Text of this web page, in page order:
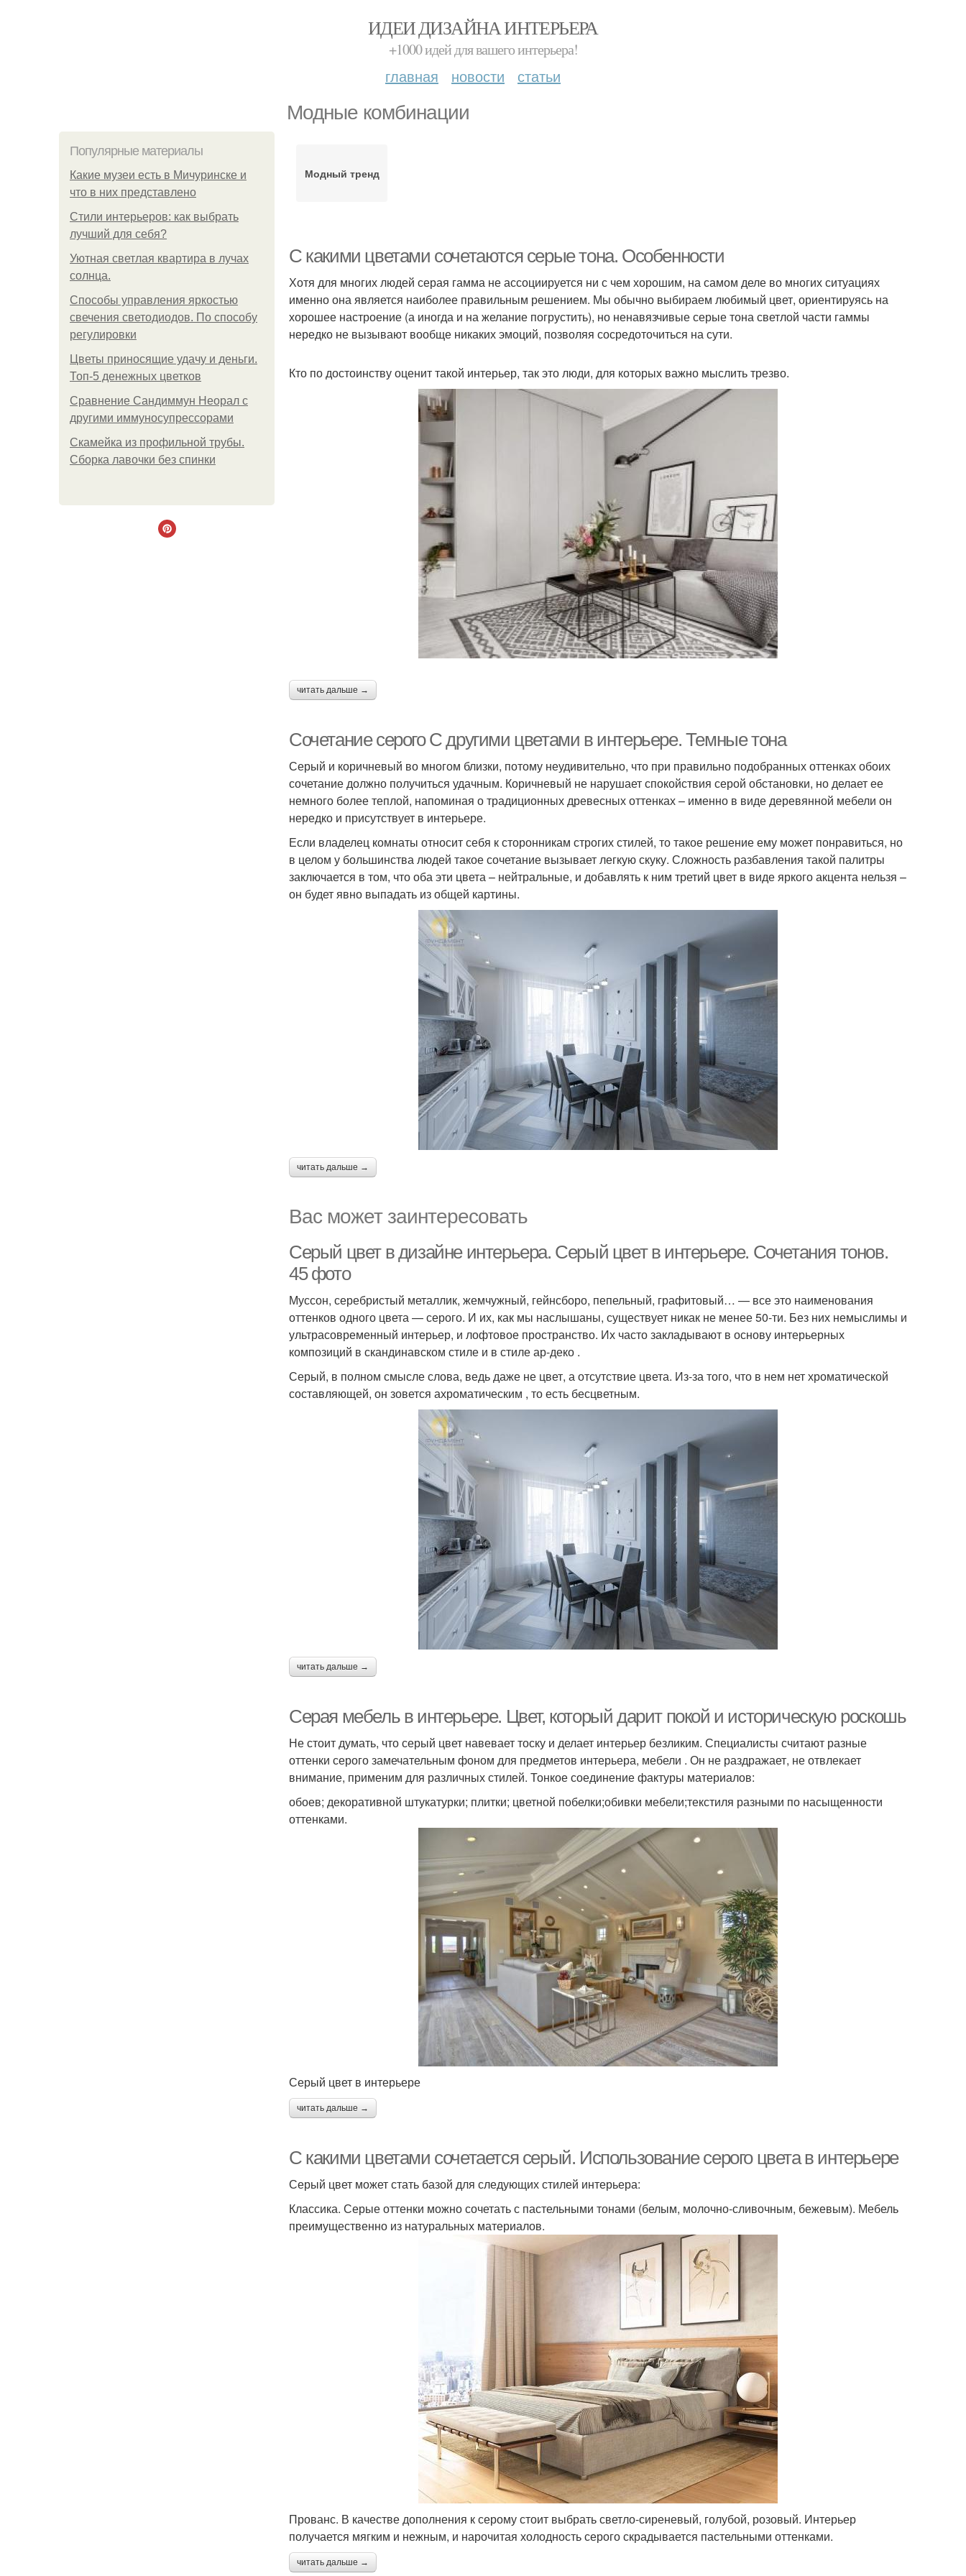
ИДЕИ ДИЗАЙНА ИНТЕРЬЕРА
+1000 идей для вашего интерьера!
главная новости статьи
Модные комбинации
Популярные материалы
Какие музеи есть в Мичуринске и
что в них представлено
Стили интерьеров: как выбрать
лучший для себя?
Уютная светлая квартира в лучах
солнца.
Способы управления яркостью
свечения светодиодов. По способу
регулировки
Цветы приносящие удачу и деньги.
Топ-5 денежных цветков
Сравнение Сандиммун Неорал с
другими иммуносупрессорами
Скамейка из профильной трубы.
Сборка лавочки без спинки
Модный тренд
С какими цветами сочетаются серые тона. Особенности
Хотя для многих людей серая гамма не ассоциируется ни с чем хорошим, на самом деле во многих ситуациях
именно она является наиболее правильным решением. Мы обычно выбираем любимый цвет, ориентируясь на
хорошее настроение (а иногда и на желание погрустить), но ненавязчивые серые тона светлой части гаммы
нередко не вызывают вообще никаких эмоций, позволяя сосредоточиться на сути.
Кто по достоинству оценит такой интерьер, так это люди, для которых важно мыслить трезво.
читать дальше →
Сочетание серого С другими цветами в интерьере. Темные тона
Серый и коричневый во многом близки, потому неудивительно, что при правильно подобранных оттенках обоих
сочетание должно получиться удачным. Коричневый не нарушает спокойствия серой обстановки, но делает ее
немного более теплой, напоминая о традиционных древесных оттенках – именно в виде деревянной мебели он
нередко и присутствует в интерьере.
Если владелец комнаты относит себя к сторонникам строгих стилей, то такое решение ему может понравиться, но
в целом у большинства людей такое сочетание вызывает легкую скуку. Сложность разбавления такой палитры
заключается в том, что оба эти цвета – нейтральные, и добавлять к ним третий цвет в виде яркого акцента нельзя –
он будет явно выпадать из общей картины.
читать дальше →
Вас может заинтересовать
Серый цвет в дизайне интерьера. Серый цвет в интерьере. Сочетания тонов.
45 фото
Муссон, серебристый металлик, жемчужный, гейнсборо, пепельный, графитовый… — все это наименования
оттенков одного цвета — серого. И их, как мы наслышаны, существует никак не менее 50-ти. Без них немыслимы и
ультрасовременный интерьер, и лофтовое пространство. Их часто закладывают в основу интерьерных
композиций в скандинавском стиле и в стиле ар-деко .
Серый, в полном смысле слова, ведь даже не цвет, а отсутствие цвета. Из-за того, что в нем нет хроматической
составляющей, он зовется ахроматическим , то есть бесцветным.
читать дальше →
Серая мебель в интерьере. Цвет, который дарит покой и историческую роскошь
Не стоит думать, что серый цвет навевает тоску и делает интерьер безликим. Специалисты считают разные
оттенки серого замечательным фоном для предметов интерьера, мебели . Он не раздражает, не отвлекает
внимание, применим для различных стилей. Тонкое соединение фактуры материалов:
обоев; декоративной штукатурки; плитки; цветной побелки;обивки мебели;текстиля разными по насыщенности
оттенками.
Серый цвет в интерьере
читать дальше →
С какими цветами сочетается серый. Использование серого цвета в интерьере
Серый цвет может стать базой для следующих стилей интерьера:
Классика. Серые оттенки можно сочетать с пастельными тонами (белым, молочно-сливочным, бежевым). Мебель
преимущественно из натуральных материалов.
Прованс. В качестве дополнения к серому стоит выбрать светло-сиреневый, голубой, розовый. Интерьер
получается мягким и нежным, и нарочитая холодность серого скрадывается пастельными оттенками.
читать дальше →